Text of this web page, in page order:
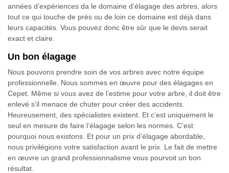
années d’expériences da le domaine d’élagage des arbres, alors
tout ce qui touche de près ou de loin ce domaine est déjà dans
leurs capacités. Vous pouvez donc être sûr que le devis serait
exact et claire.
Un bon élagage
Nous pouvons prendre soin de vos arbres avec notre équipe
professionnelle. Nous sommes en œuvre pour des élagages en
Cepet. Même si vous avez de l’estime pour votre arbre, il doit être
enlevé s’il menace de chuter pour créer des accidents.
Heureusement, des spécialistes existent. Et c’est uniquement le
seul en mesure de faire l’élagage selon les normes. C’est
pourquoi nous existons. Et pour un prix d’élagage abordable,
nous privilégions votre satisfaction avant le prix. Le fait de mettre
en œuvre un grand professionnalisme vous pourvoit un bon
résultat.